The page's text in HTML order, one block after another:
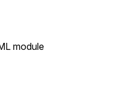
module